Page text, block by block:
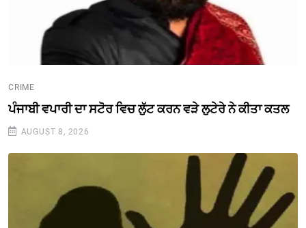
CRIME
ਪੰਜਾਬੀ ਵਪਾਰੀ ਦਾ ਸਟੋਰ ਵਿਚ ਲੁੱਟ ਕਰਨ ਵੜੇ ਲੁਟੇਰੇ ਨੇ ਕੀਤਾ ਕਤਲ
AUGUST 8, 2026